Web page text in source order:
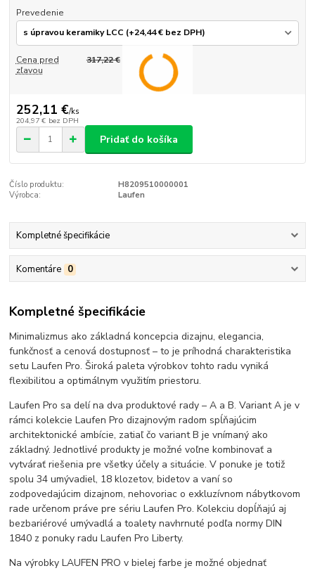
Prevedenie
Cena pred
zľavou
317,22 €
252,11 €/ks
204,97 € bez DPH
Pridať do košíka
Číslo produktu:
H8209510000001
Výrobca:
Laufen
Kompletné špecifikácie
Komentáre 0
Kompletné špecifikácie
Minimalizmus ako základná koncepcia dizajnu, elegancia,
funkčnosť a cenová dostupnosť – to je príhodná charakteristika
setu Laufen Pro. Široká paleta výrobkov tohto radu vyniká
flexibilitou a optimálnym využitím priestoru.
Laufen Pro sa delí na dva produktové rady – A a B. Variant A je v
rámci kolekcie Laufen Pro dizajnovým radom spĺňajúcim
architektonické ambície, zatiaľ čo variant B je vnímaný ako
základný. Jednotlivé produkty je možné voľne kombinovať a
vytvárať riešenia pre všetky účely a situácie. V ponuke je totiž
spolu 34 umývadiel, 18 klozetov, bidetov a vaní so
zodpovedajúcim dizajnom, nehovoriac o exkluzívnom nábytkovom
rade určenom práve pre sériu Laufen Pro. Kolekciu dopĺňajú aj
bezbariérové umývadlá a toalety navhrnuté podľa normy DIN
1840 z ponuky radu Laufen Pro Liberty.
Na výrobky LAUFEN PRO v bielej farbe je možné objednať